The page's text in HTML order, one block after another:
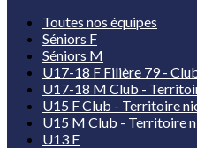
Toutes nos équipes
Séniors F
Séniors M
U17-18 F Filière 79 -
U17-18 M Club -
U15 F Club - Territoire
U15 M Club - Territoire
U13 F